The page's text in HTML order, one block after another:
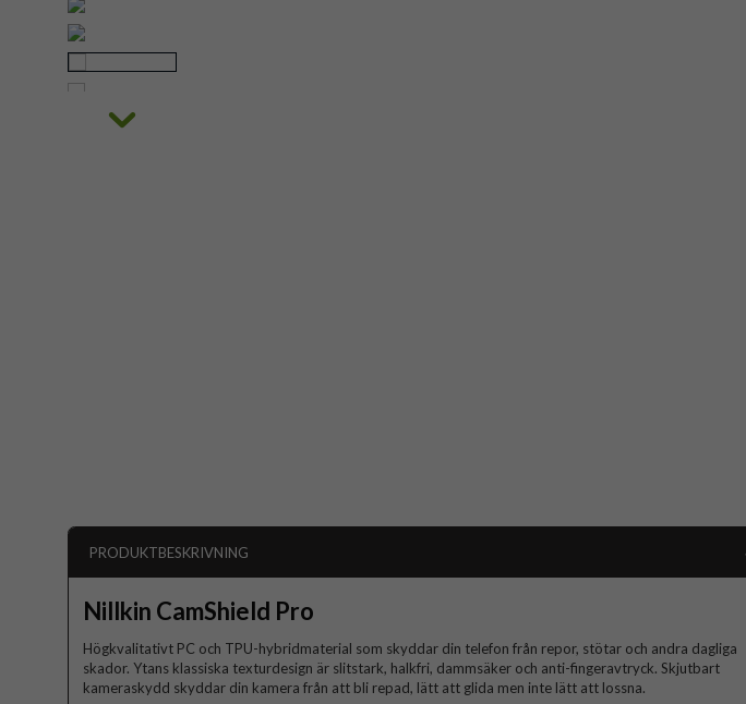
PRODUKTBESKRIVNING
Nillkin CamShield Pro
Högkvalitativt PC och TPU-hybridmaterial som skyddar din telefon från repor, stötar och andra dagliga
skador. Ytans klassiska texturdesign är slitstark, halkfri, dammsäker och anti-fingeravtryck. Skjutbart
kameraskydd skyddar din kamera från att bli repad, lätt att glida men inte lätt att lossna.